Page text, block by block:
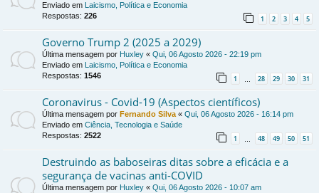
Enviado em Laicismo, Política e Economia
Respostas: 226 1 2 3 4 5
Governo Trump 2 (2025 a 2029)
Última mensagem por Huxley « Qui, 06 Agosto 2026 - 22:19 pm
Enviado em Laicismo, Política e Economia
Respostas: 1546 1 … 28 29 30 31
Coronavirus - Covid-19 (Aspectos científicos)
Última mensagem por Fernando Silva « Qui, 06 Agosto 2026 - 16:14 pm
Enviado em Ciência, Tecnologia e Saúde
Respostas: 2522 1 … 48 49 50 51
Destruindo as baboseiras ditas sobre a eficácia e a
segurança de vacinas anti-COVID
Última mensagem por Huxley « Qui, 06 Agosto 2026 - 10:07 am